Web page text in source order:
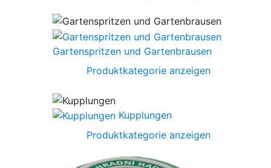
Gartenspritzen und Gartenbrausen
Produktkategorie anzeigen
Kupplungen
Produktkategorie anzeigen